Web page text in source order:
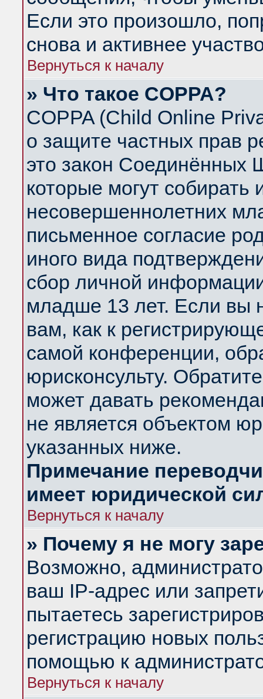
Если это произошло,
снова и активнее
Вернуться к началу
» Что такое COPPA?
COPPA (Child Online
о защите частных прав
это закон Соединённых
которые могут
несовершеннолетних
письменное согласие
иного вида
сбор личной
младше 13 лет. Если вы
вам, как к
самой конференции,
юрисконсульту.
может давать
не является объектом
указанных ниже.
Примечание
имеет юридической
Вернуться к началу
» Почему я не могу
Возможно,
ваш IP-адрес или
пытаетесь
регистрацию новых
помощью к
Вернуться к началу